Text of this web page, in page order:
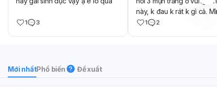
1 3
này, k đau k rát k gì cả.
cũng k quan hệ tình dục,
1 2
Mới nhấtPhổ biến Đề xuất